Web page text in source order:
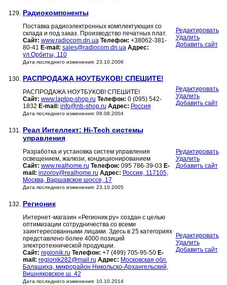
129. Радиокомпоненты
Поставка радиоэлектронных комплектующих со
склада и под заказ. Производство печатных плат.
Сайт: www.radiocom.dn.ua Телефон: +38062-381-
80-41 E-mail: sales@radiocom.dn.ua Адрес:
ул.Орбиты, 110
Дата последнего изменения: 23.10.2006
Редактировать
Удалить
Добавить сайт
130. РАСПРОДАЖА НОУТБУКОВ! СПЕШИТЕ!
РАСПРОДАЖА НОУТБУКОВ! СПЕШИТЕ!
Сайт: www.laptop-shop.ru Телефон: 0 (095) 542-
1832 E-mail: info@nb-shop.ru Адрес: Россия
Дата последнего изменения: 09.08.2004
Редактировать
Удалить
Добавить сайт
131. Реал Интеллект: Hi-Tech cистемы
управления
Разработка и установка систем управления
освещением, жалюзи, кондиционированием
Сайт: www.realhome.ru Телефон: 095 786-39-03 E-
mail: inzorov@realhome.ru Адрес: Россия, 117105,
Москва, Варшавское шоссе, 17
Дата последнего изменения: 23.10.2005
Редактировать
Удалить
Добавить сайт
132. Регионик
Интернет-магазин «Регионик.ру» создан с целью
оптимизации сотрудничества со всеми
заинтересованными лицами. Здесь в 25 категориях
представлено более 4000 позиций
электротехнической продукции.
Сайт: regionik.ru Телефон: +7 (499) 705-95-50 E-
mail: regionik282@mail.ru Адрес: Московская обл.
Балашиха, микрорайон Никольско-Архангельский,
Вишняковское ш. 42
Дата последнего изменения: 10.10.2014
Редактировать
Удалить
Добавить сайт